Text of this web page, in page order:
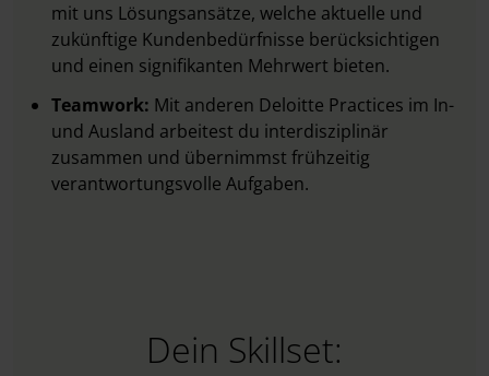
mit uns Lösungsansätze, welche aktuelle und
zukünftige Kundenbedürfnisse berücksichtigen
und einen signifikanten Mehrwert bieten.
Teamwork: Mit anderen Deloitte Practices im In-
und Ausland arbeitest du interdisziplinär
zusammen und übernimmst frühzeitig
verantwortungsvolle Aufgaben.
Dein Skillset: